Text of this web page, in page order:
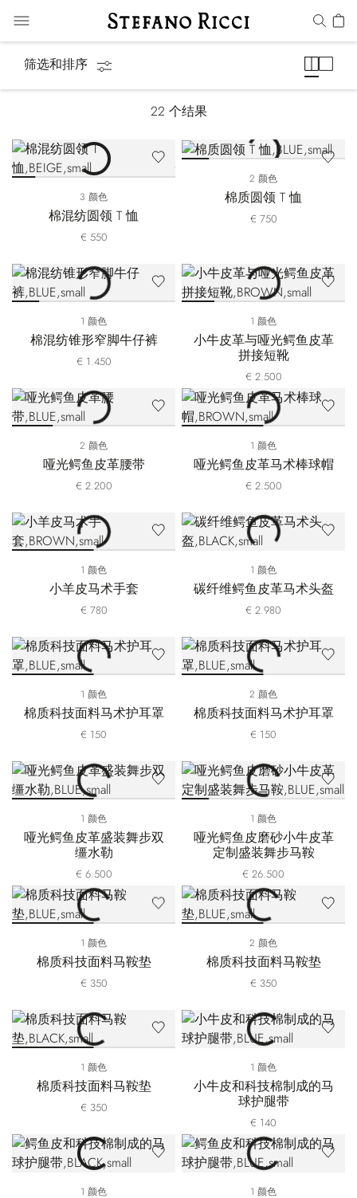
筛选和排序
22 个结果
3 颜色
棉混纺圆领 T 恤
€ 550
2 颜色
棉质圆领 T 恤
€ 750
1 颜色
棉混纺锥形窄脚牛仔裤
€ 1.450
1 颜色
小牛皮革与哑光鳄鱼皮革
拼接短靴
€ 2.500
2 颜色
哑光鳄鱼皮革腰带
€ 2.200
1 颜色
哑光鳄鱼皮革马术棒球帽
€ 2.500
1 颜色
小羊皮马术手套
€ 780
1 颜色
碳纤维鳄鱼皮革马术头盔
€ 2.980
1 颜色
棉质科技面料马术护耳罩
€ 150
2 颜色
棉质科技面料马术护耳罩
€ 150
1 颜色
哑光鳄鱼皮革盛装舞步双
缰水勒
€ 6.500
1 颜色
哑光鳄鱼皮磨砂小牛皮革
定制盛装舞步马鞍
€ 26.500
1 颜色
棉质科技面料马鞍垫
€ 350
2 颜色
棉质科技面料马鞍垫
€ 350
1 颜色
棉质科技面料马鞍垫
€ 350
1 颜色
小牛皮和科技棉制成的马
球护腿带
€ 140
1 颜色 1 颜色